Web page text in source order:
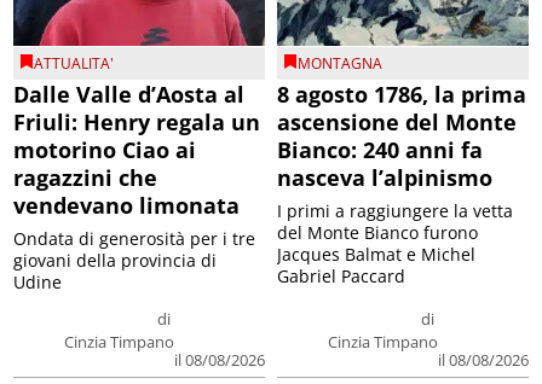
ATTUALITA'
Dalle Valle d’Aosta al
Friuli: Henry regala un
motorino Ciao ai
ragazzini che
vendevano limonata
di
Cinzia Timpano
il 08/08/2026
Ondata di generosità per i tre
giovani della provincia di
Udine
MONTAGNA
8 agosto 1786, la prima
ascensione del Monte
Bianco: 240 anni fa
nasceva l’alpinismo
di
Cinzia Timpano
il 08/08/2026
I primi a raggiungere la vetta
del Monte Bianco furono
Jacques Balmat e Michel
Gabriel Paccard